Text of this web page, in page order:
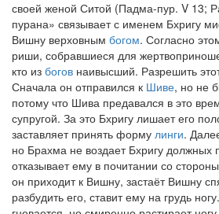
своей женой Ситой (Падма-пур. V 13;
пурана» связывает с именем Бхригу
Вишну верховным богом. Согласно
риши, собравшиеся для
кто из богов наивысший. Разрешить
Сначала он отправился к Шиве, но не
потому что Шива предавался в это
супругой. За это Бхригу лишает его
заставляет принять форму линги.
но Брахма не воздает Бхригу должных
отказывает ему в почитании со
он приходит к Вишну, застаёт Вишну
разбудить его, ставит ему на грудь